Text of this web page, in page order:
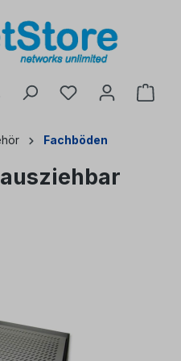
Fachböden